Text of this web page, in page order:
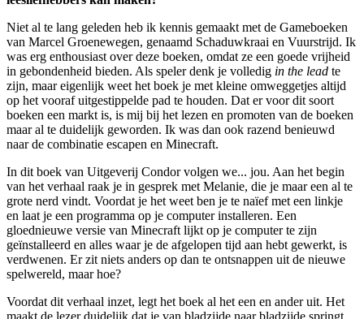
Niet al te lang geleden heb ik kennis gemaakt met de Gameboeken
van Marcel Groenewegen, genaamd Schaduwkraai en Vuurstrijd. Ik
was erg enthousiast over deze boeken, omdat ze een goede vrijheid
in gebondenheid bieden. Als speler denk je volledig in the lead te
zijn, maar eigenlijk weet het boek je met kleine omweggetjes altijd
op het vooraf uitgestippelde pad te houden. Dat er voor dit soort
boeken een markt is, is mij bij het lezen en promoten van de boeken
maar al te duidelijk geworden. Ik was dan ook razend benieuwd
naar de combinatie escapen en Minecraft.
In dit boek van Uitgeverij Condor volgen we... jou. Aan het begin
van het verhaal raak je in gesprek met Melanie, die je maar een al te
grote nerd vindt. Voordat je het weet ben je te naïef met een linkje
en laat je een programma op je computer installeren. Een
gloednieuwe versie van Minecraft lijkt op je computer te zijn
geïnstalleerd en alles waar je de afgelopen tijd aan hebt gewerkt, is
verdwenen. Er zit niets anders op dan te ontsnappen uit de nieuwe
spelwereld, maar hoe?
Voordat dit verhaal inzet, legt het boek al het een en ander uit. Het